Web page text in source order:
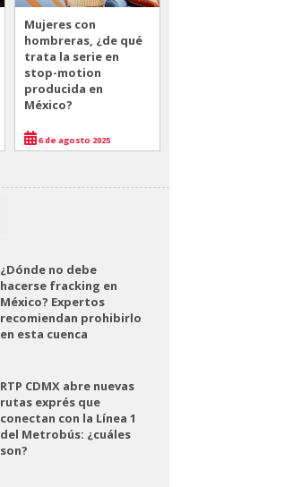
Mujeres con
hombreras, ¿de qué
trata la serie en
stop-motion
producida en
México?
6 de agosto 2025
¿Dónde no debe
hacerse fracking en
México? Expertos
recomiendan prohibirlo
en esta cuenca
RTP CDMX abre nuevas
rutas exprés que
conectan con la Línea 1
del Metrobús: ¿cuáles
son?